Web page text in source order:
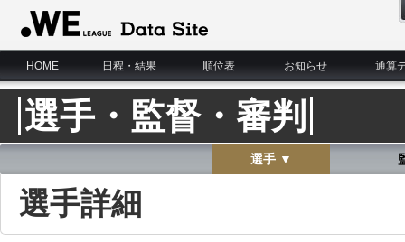
WE LEAGUE Data Site
HOME
日程・結果 順位表 お知らせ 通算
選手・監督・審判
選手 ▼
選手詳細